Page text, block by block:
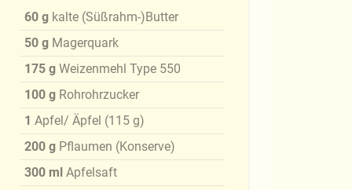
60 g kalte (Süßrahm-)Butter
50 g Magerquark
175 g Weizenmehl Type 550
100 g Rohrohrzucker
1 Apfel/ Äpfel (115 g)
200 g Pflaumen (Konserve)
300 ml Apfelsaft